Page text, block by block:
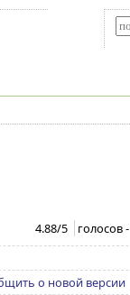
4.88/5 голосов -
о новой версии